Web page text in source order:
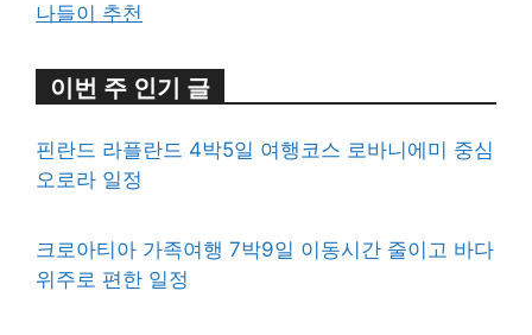
나들이 추천
이번 주 인기 글
핀란드 라플란드 4박5일 여행코스 로바니에미 중심
오로라 일정
크로아티아 가족여행 7박9일 이동시간 줄이고 바다
위주로 편한 일정